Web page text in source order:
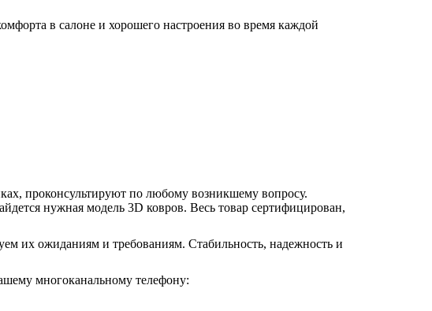
в салоне и хорошего настроения во время каждой
проконсультируют по любому возникшему вопросу.
нужная модель 3D ковров. Весь товар сертифицирован,
их ожиданиям и требованиям. Стабильность, надежность и
многоканальному телефону: